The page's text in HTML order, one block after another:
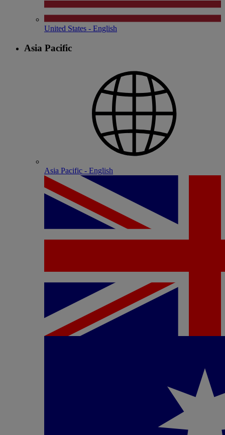
United States - English
Asia Pacific
Asia Pacific - English